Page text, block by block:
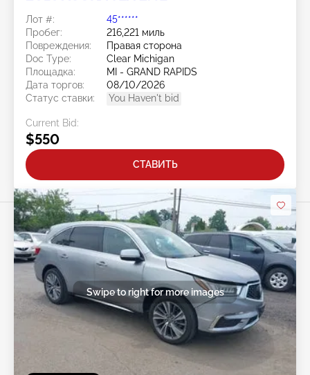
Лот #:
45******
Пробег:
216,221 миль
Повреждения:
Правая сторона
Doc Type:
Clear Michigan
Площадка:
MI - GRAND RAPIDS
Дата торгов:
08/10/2026
Статус ставки:
You Haven't bid
Current Bid:
$550
СТАВИТЬ
Swipe to right for more images